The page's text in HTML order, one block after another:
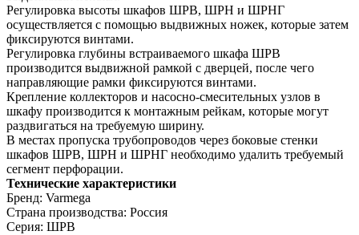
Регулировка высоты шкафов ШРВ, ШРН и ШРНГ
осуществляется с помощью выдвижных ножек, которые затем
фиксируются винтами.
Регулировка глубины встраиваемого шкафа ШРВ
производится выдвижной рамкой с дверцей, после чего
направляющие рамки фиксируются винтами.
Крепление коллекторов и насосно-смесительных узлов в
шкафу производится к монтажным рейкам, которые могут
раздвигаться на требуемую ширину.
В местах пропуска трубопроводов через боковые стенки
шкафов ШРВ, ШРН и ШРНГ необходимо удалить требуемый
сегмент перфорации.
Технические характеристики
Бренд: Varmega
Страна производства: Россия
Серия: ШРВ